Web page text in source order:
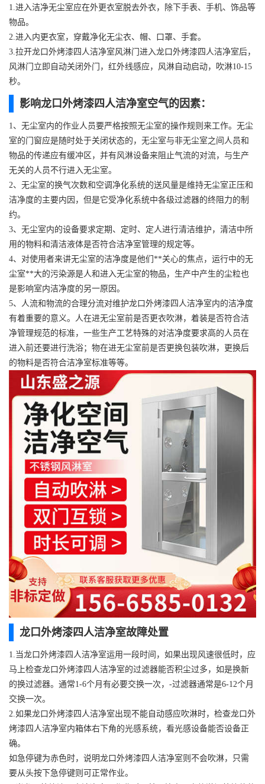
1.进入洁净无尘室应在外更衣室脱去外衣，除下手表、手机、饰品等
物品。
2.进入内更衣室，穿戴净化无尘衣、帽、口罩、手套。
3.拉开龙口外烤漆四人洁净室风淋门进入龙口外烤漆四人洁净室后，
风淋门立即自动关闭外门，红外线感应，风淋自动启动，吹淋10-15
秒。
影响龙口外烤漆四人洁净室空气的因素：
1、无尘室内的作业人员要严格按照无尘室的操作规则来工作。无尘
室的门窗应是随时处于关闭状态的，无尘室与非无尘室之间人员和
物品的传递应有缓冲区，并有风淋设备来阻止气流的对流，与生产
无关的人员不行进入无尘室。
2、无尘室的换气次数和空调净化系统的送风量是维持无尘室正压和
洁净度的主要内因，但是它受净化系统中各级过滤器的终阻力的制
约。
3、无尘室内的设备要求定期、定时、定人进行清洁维护，清洁中所
用的物料和清洁液体是否符合洁净室管理的规定等。
4、对使用者来讲无尘室的洁净度是他们**关心的焦点，运行中的无
尘室**大的污染源是人和进入无尘室的物品，生产中产生的尘粒也
是影响室内洁净度的另一原因。
5、人流和物流的合理分流对维护龙口外烤漆四人洁净室内的洁净度
有着重要的意义。人在进无尘室前是否更衣吹淋，着装是否符合洁
净管理规范的标准，一些生产工艺特殊的对洁净度要求高的人员在
进入前还要进行洗浴；物在进无尘室前是否更换包装吹淋，更换后
的物料是否符合洁净室标准等等。
龙口外烤漆四人洁净室故障处置
1.当龙口外烤漆四人洁净室运用一段时间，如果出现风速很低时，应
马上检查龙口外烤漆四人洁净室的过滤器能否积尘过多，如是换新
的换过滤器。通常1-6个月有必要交换一次，-过滤器通常是6-12个月
交换一次。
2.如果龙口外烤漆四人洁净室出现不能自动感应吹淋时，检查龙口外
烤漆四人洁净室内箱体右下角的光感系统，看光感设备能否设备正
确。
如急停键为赤色时，说明龙口外烤漆四人洁净室则不会吹淋，只需
要从头按下急停键则可正常作业。